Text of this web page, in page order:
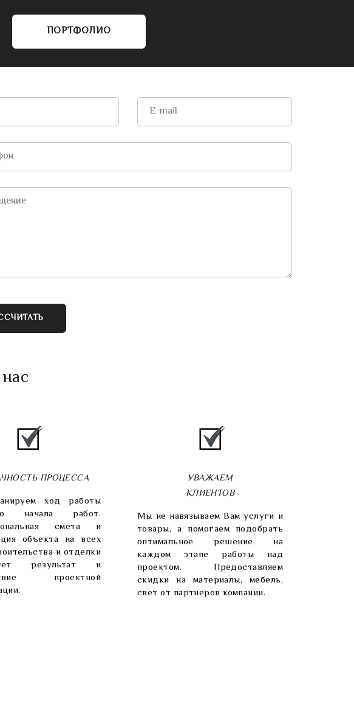
ПОРТФОЛИО
ПРОЦЕССА
ход работы
начала работ.
смета и
объекта на всех
и отделки
результат и
проектной
УВАЖАЕМ
КЛИЕНТОВ
Мы не навязываем Вам услуги и
товары, а помогаем подобрать
оптимальное решение на
каждом этапе работы над
проектом. Предоставляем
скидки на материалы, мебель,
свет от партнеров компании.